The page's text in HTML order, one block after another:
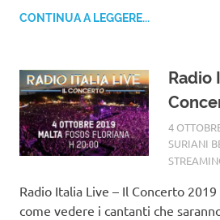
CONTINUA A LEGGERE...
Radio
4
SURIANI
Radio Italia Live – Il Concerto
come vedere i cantanti che